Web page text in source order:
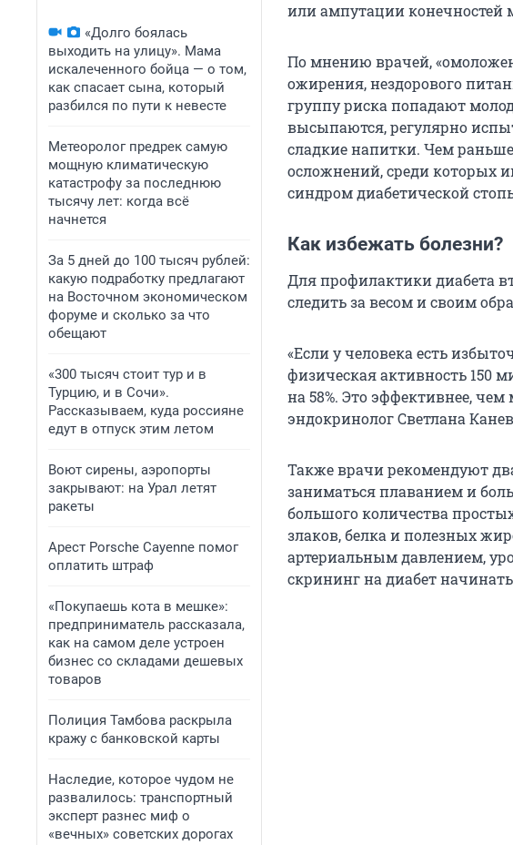
«Долго боялась
выходить на улицу». Мама
искалеченного бойца — о том,
как спасает сына, который
разбился по пути к невесте
Метеоролог предрек самую
мощную климатическую
катастрофу за последнюю
тысячу лет: когда всё
начнется
За 5 дней до 100 тысяч рублей:
какую подработку предлагают
на Восточном экономическом
форуме и сколько за что
обещают
«300 тысяч стоит тур и в
Турцию, и в Сочи».
Рассказываем, куда россияне
едут в отпуск этим летом
Воют сирены, аэропорты
закрывают: на Урал летят
ракеты
Арест Porsche Cayenne помог
оплатить штраф
«Покупаешь кота в мешке»:
предприниматель рассказала,
как на самом деле устроен
бизнес со складами дешевых
товаров
Полиция Тамбова раскрыла
кражу с банковской карты
Наследие, которое чудом не
развалилось: транспортный
эксперт разнес миф о
«вечных» советских дорогах
или ампутации конечностей
По мнению врачей,
ожирения, нездорового
группу риска попадают
высыпаются, регулярно
сладкие напитки. Чем
осложнений, среди которых
синдром диабетической
Как избежать болезни?
Для профилактики диабета
следить за весом и своим
«Если у человека есть
физическая активность 150
на 58%. Это эффективнее,
эндокринолог Светлана
Также врачи рекомендуют
заниматься плаванием и
большого количества
злаков, белка и полезных
артериальным давлением,
скрининг на диабет